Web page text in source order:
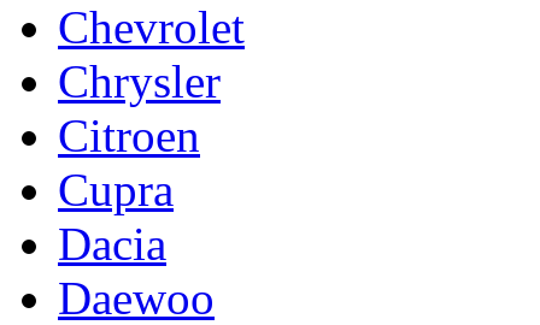
Chevrolet
Chrysler
Citroen
Cupra
Dacia
Daewoo